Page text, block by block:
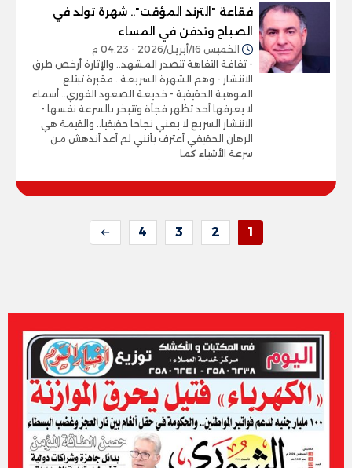
فقاعة "الترند المؤقت".. شهرة تولد في
الصباح وتدفن في المساء
الخميس 16/أبريل/2026 - 04:23 م
- ثقافة التفاهة تتصدر المشهد.. والإثارة أرخص طرق
الانتشار - وهم الشهرة السريعة.. مقبرة تبتلع
الموهبة الحقيقية - خديعة الصعود الفوري.. أسماء
لا يعرفها أحد تظهر فجأة وتتبخر بالسرعة نفسها -
الانتشار السريع لا يعني نجاحا حقيقيا.. والقيمة هي
الرهان الحقيقي أعترف بأنني لم أعد أندهش من
سرعة الأشياء كما
1
2
3
4